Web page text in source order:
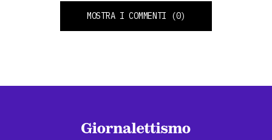
MOSTRA I COMMENTI (0)